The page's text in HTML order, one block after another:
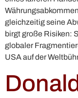
gleichzeitig seine
birgt große Risiken:
globaler
USA auf der